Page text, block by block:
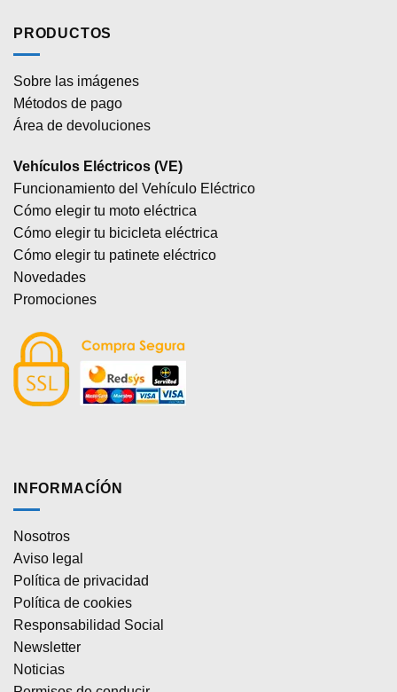
PRODUCTOS
Sobre las imágenes
Métodos de pago
Área de devoluciones
Vehículos Eléctricos (VE)
Funcionamiento del Vehículo Eléctrico
Cómo elegir tu moto eléctrica
Cómo elegir tu bicicleta eléctrica
Cómo elegir tu patinete eléctrico
Novedades
Promociones
INFORMACÍÓN
Nosotros
Aviso legal
Política de privacidad
Política de cookies
Responsabilidad Social
Newsletter
Noticias